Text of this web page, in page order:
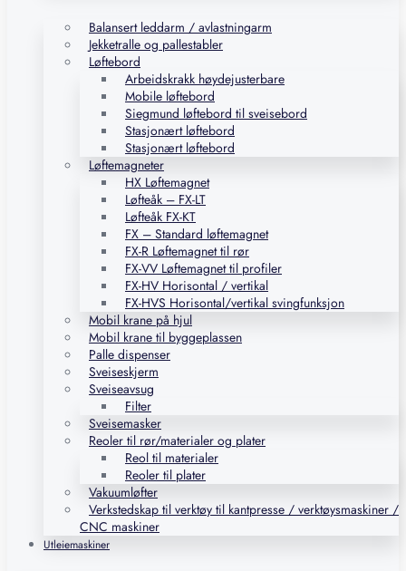
Balansert leddarm / avlastningarm
Jekketralle og pallestabler
Løftebord
Arbeidskrakk høydejusterbare
Mobile løftebord
Siegmund løftebord til sveisebord
Stasjonært løftebord
Stasjonært løftebord
Løftemagneter
HX Løftemagnet
Løfteåk – FX-LT
Løfteåk FX-KT
FX – Standard løftemagnet
FX-R Løftemagnet til rør
FX-VV Løftemagnet til profiler
FX-HV Horisontal / vertikal
FX-HVS Horisontal/vertikal svingfunksjon
Mobil krane på hjul
Mobil krane til byggeplassen
Palle dispenser
Sveiseskjerm
Sveiseavsug
Filter
Sveisemasker
Reoler til rør/materialer og plater
Reol til materialer
Reoler til plater
Vakuumløfter
Verkstedskap til verktøy til kantpresse / verktøysmaskiner /
CNC maskiner
Utleiemaskiner